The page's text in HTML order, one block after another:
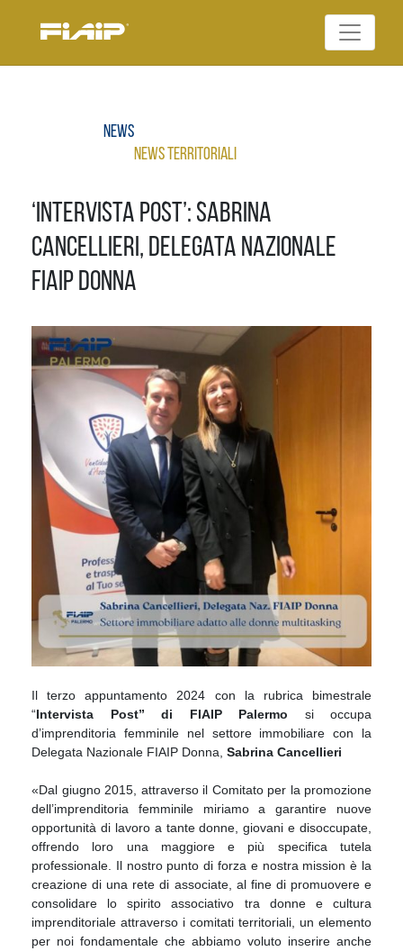
Federazione Italiana
News
News Territoriali
‘Intervista Post’: Sabrina
Cancellieri, Delegata nazionale
Fiaip Donna
Il terzo appuntamento 2024 con la rubrica bimestrale
“Intervista Post” di FIAIP Palermo si occupa
d’imprenditoria femminile nel settore immobiliare con la
Delegata Nazionale FIAIP Donna, Sabrina Cancellieri
«Dal giugno 2015, attraverso il Comitato per la promozione
dell’imprenditoria femminile miriamo a garantire nuove
opportunità di lavoro a tante donne, giovani e disoccupate,
offrendo loro una maggiore e più specifica tutela
professionale. Il nostro punto di forza e nostra mission è la
creazione di una rete di associate, al fine di promuovere e
consolidare lo spirito associativo tra donne e cultura
imprenditoriale attraverso i comitati territoriali, un elemento
per noi fondamentale che abbiamo voluto inserire anche